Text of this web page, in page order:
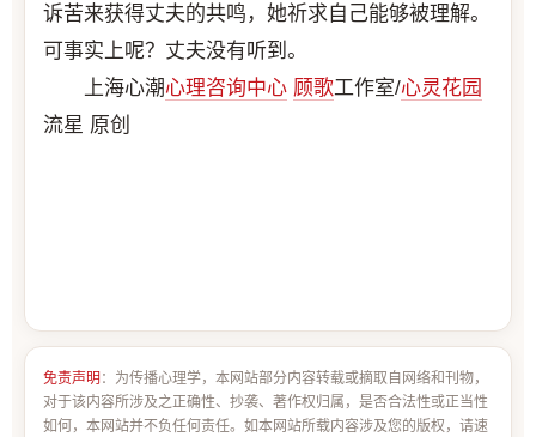
诉苦来获得丈夫的共鸣，她祈求自己能够被理解。
可事实上呢？丈夫没有听到。
上海心潮心理咨询中心 顾歌工作室/心灵花园
流星 原创
免责声明 ：为传播心理学，本网站部分内容转载或摘取自网络和刊物，
对于该内容所涉及之正确性、抄袭、著作权归属，是否合法性或正当性
如何，本网站并不负任何责任。如本网站所载内容涉及您的版权，请速